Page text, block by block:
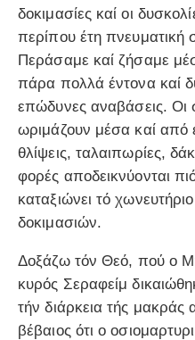
δοκιμασίες καί οι
περίπου έτη πνευματική
Περάσαμε καί ζήσαμε
πάρα πολλά έντονα καί
επώδυνες αναβάσεις. Οι
ωριμάζουν μέσα καί από
θλίψεις, ταλαιπωρίες,
φορές αποδεικνύονται
καταξιώνει τό
δοκιμασιών.
Δοξάζω τόν Θεό, πού ο
κυρός Σεραφείμ
τήν διάρκεια τής μακράς
βέβαιος ότι ο